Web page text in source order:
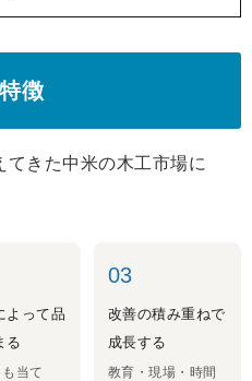
徴
てきた中米の木工市場に
よって品
る
当て
03
改善の積み重ねで
成長する
教育・現場・時間